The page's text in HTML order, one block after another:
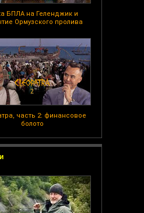
БПЛА на Геленджик и
Ормузского пролива
часть 2: финансовое
болото